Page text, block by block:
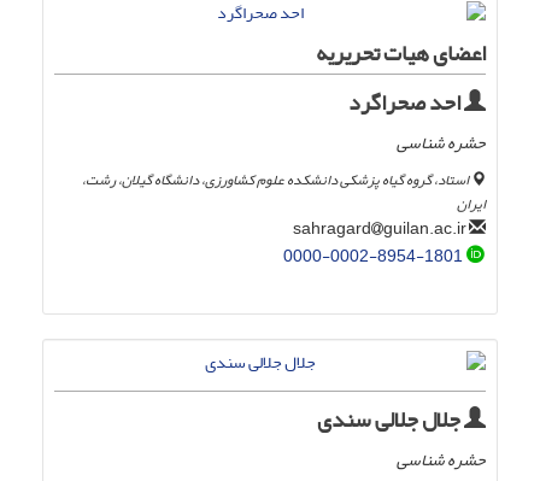
اعضای هیات تحریریه
احد صحراگرد
حشره شناسی
استاد، گروه گیاه پزشکی دانشکده علوم کشاورزی، دانشگاه گیلان، رشت،
ایران
guilan.ac.ir
0000-0002-8954-1801
جلال جلالی سندی
حشره شناسی